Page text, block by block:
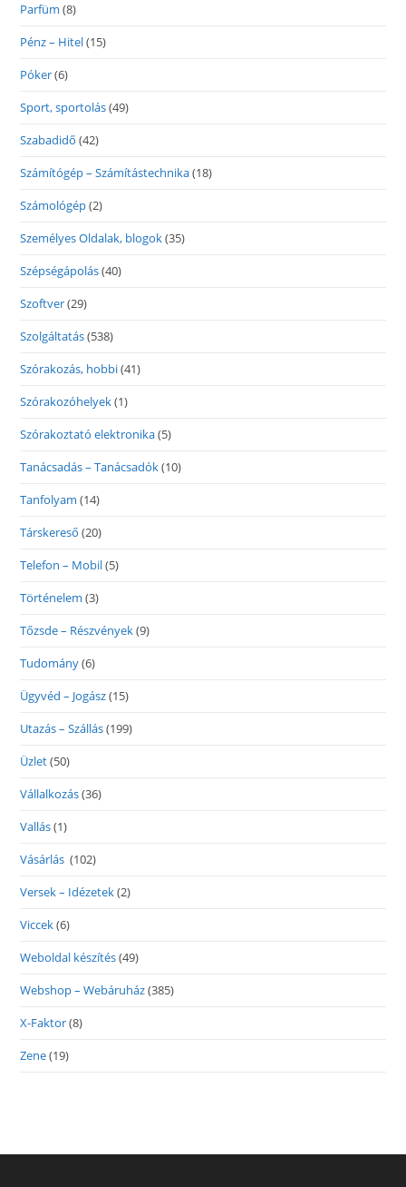
Parfüm (8)
Pénz – Hitel(15)
Póker(6)
Sport, sportolás(49)
Szabadidő (42)
Számítógép – Számítástechnika(18)
Számológép(2)
Személyes Oldalak, blogok(35)
Szépségápolás(40)
Szoftver(29)
Szolgáltatás(538)
Szórakozás, hobbi(41)
Szórakozóhelyek(1)
Szórakoztató elektronika(5)
Tanácsadás – Tanácsadók(10)
Tanfolyam (14)
Társkereső (20)
Telefon – Mobil(5)
Történelem (3)
Tőzsde – Részvények(9)
Tudomány(6)
Ügyvéd – Jogász(15)
Utazás – Szállás(199)
Üzlet(50)
Vállalkozás(36)
Vallás(1)
Vásárlás (102)
Versek – Idézetek(2)
Viccek(6)
Weboldal készítés(49)
Webshop – Webáruház(385)
X-Faktor(8)
Zene(19)